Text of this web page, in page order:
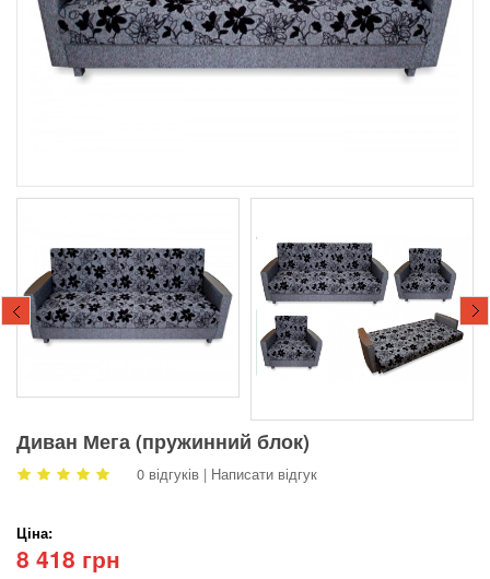
Диван Мега (пружинний блок)
0 відгуків | Написати відгук
Ціна:
8 418 грн